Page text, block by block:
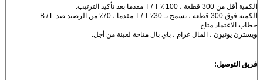
الكمية أقل من 300 قطعة ، 100 ٪ T / T مقدما بعد تأكيد الترتيب.
الكمية فوق 300 قطعة ، نسمح بـ 30٪ T / T مقدما ، 70٪ من الرصيد ضد B / L.
خطاب الاعتماد متاح
ويسترن يونيون ، المال غرام ، باي بال متاحة لعينة من أجل.
فريق التوصيل: